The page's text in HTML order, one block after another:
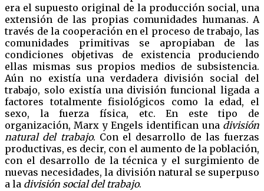
era el supuesto original de la producción social, una
extensión de las propias comunidades humanas. A
través de la cooperación en el proceso de trabajo, las
comunidades primitivas se apropiaban de las
condiciones objetivas de existencia produciendo
ellas mismas sus propios medios de subsistencia.
Aún no existía una verdadera división social del
trabajo, solo existía una división funcional ligada a
factores totalmente fisiológicos como la edad, el
sexo, la fuerza física, etc. En este tipo de
organización, Marx y Engels identifican una división
natural del trabajo. Con el desarrollo de las fuerzas
productivas, es decir, con el aumento de la población,
con el desarrollo de la técnica y el surgimiento de
nuevas necesidades, la división natural se superpuso
a la división social del trabajo.